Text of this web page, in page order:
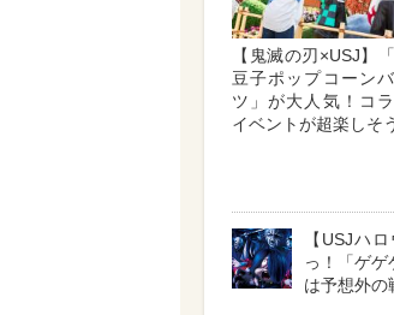
【鬼滅の刃×USJ】
豆子ポップコーン
ツ」が大人気！コ
イベントが超楽しそ
【USJハ
っ！「ゲ
は予想外の